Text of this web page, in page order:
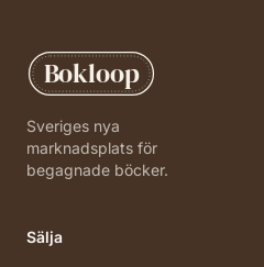
Bokloop
Sveriges nya
marknadsplats för
begagnade böcker.
Sälja